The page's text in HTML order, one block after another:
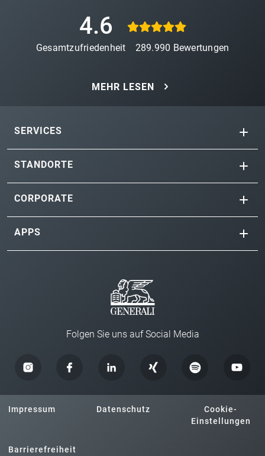
4.6
Gesamtzufriedenheit 289.990 Bewertungen
MEHR LESEN
SERVICES
STANDORTE
CORPORATE
APPS
Folgen Sie uns auf Social Media
Impressum Datenschutz
Cookie-
Einstellungen
Barrierefreiheit